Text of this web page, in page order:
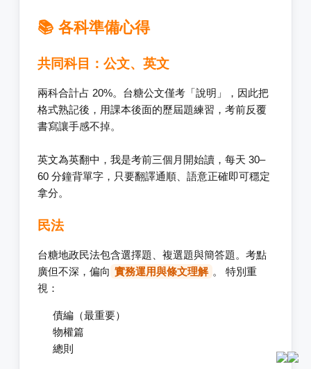
📚 各科準備心得
共同科目：公文、英文
兩科合計占 20%。台糖公文僅考「說明」，因此把
格式熟記後，用課本後面的歷屆題練習，考前反覆
書寫讓手感不掉。
英文為英翻中，我是考前三個月開始讀，每天 30–
60 分鐘背單字，只要翻譯通順、語意正確即可穩定
拿分。
民法
台糖地政民法包含選擇題、複選題與簡答題。考點
廣但不深，偏向 實務運用與條文理解 。 特別重
視：
債編（最重要）
物權篇
總則